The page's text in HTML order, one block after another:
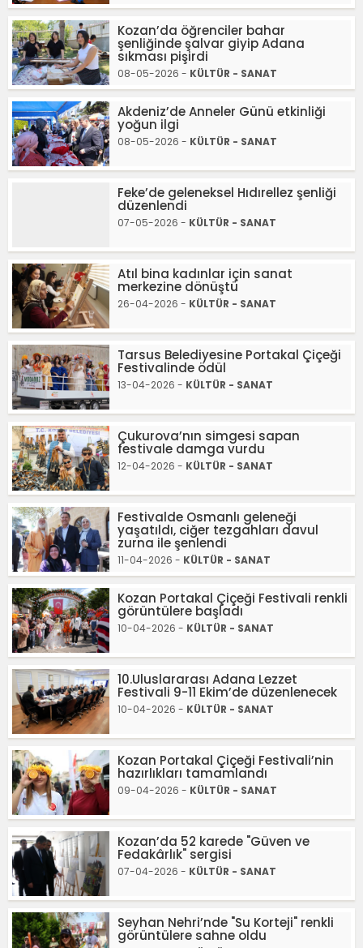
Kozan’da öğrenciler bahar
şenliğinde şalvar giyip Adana
sıkması pişirdi
08-05-2026 - KÜLTÜR - SANAT
Akdeniz’de Anneler Günü etkinliği
yoğun ilgi
08-05-2026 - KÜLTÜR - SANAT
Feke’de geleneksel Hıdırellez şenliği
düzenlendi
07-05-2026 - KÜLTÜR - SANAT
Atıl bina kadınlar için sanat
merkezine dönüştü
26-04-2026 - KÜLTÜR - SANAT
Tarsus Belediyesine Portakal Çiçeği
Festivalinde ödül
13-04-2026 - KÜLTÜR - SANAT
Çukurova’nın simgesi sapan
festivale damga vurdu
12-04-2026 - KÜLTÜR - SANAT
Festivalde Osmanlı geleneği
yaşatıldı, ciğer tezgahları davul
zurna ile şenlendi
11-04-2026 - KÜLTÜR - SANAT
Kozan Portakal Çiçeği Festivali renkli
görüntülere başladı
10-04-2026 - KÜLTÜR - SANAT
10.Uluslararası Adana Lezzet
Festivali 9-11 Ekim’de düzenlenecek
10-04-2026 - KÜLTÜR - SANAT
Kozan Portakal Çiçeği Festivali’nin
hazırlıkları tamamlandı
09-04-2026 - KÜLTÜR - SANAT
Kozan’da 52 karede "Güven ve
Fedakârlık" sergisi
07-04-2026 - KÜLTÜR - SANAT
Seyhan Nehri’nde "Su Korteji" renkli
görüntülere sahne oldu